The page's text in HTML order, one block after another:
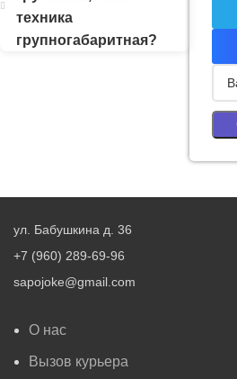
техника
групногабаритная?
ул. Бабушкина д. 36
+7 (960) 289-69-96
sapojoke@gmail.com
О нас
Вызов курьера